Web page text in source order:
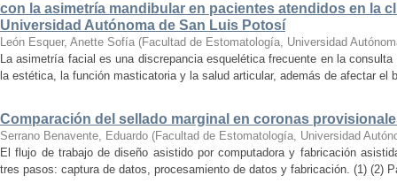
con la asimetría mandibular en pacientes atendidos en la
Universidad Autónoma de San Luis Potosí
León Esquer, Anette Sofía (Facultad de Estomatología, Universidad
La asimetría facial es una discrepancia esquelética frecuente en la
la estética, la función masticatoria y la salud articular, además de afectar el
Comparación del sellado marginal en coronas
Serrano Benavente, Eduardo (Facultad de Estomatología, Universidad
El flujo de trabajo de diseño asistido por computadora y fabricación
tres pasos: captura de datos, procesamiento de datos y fabricación. (1) (2)